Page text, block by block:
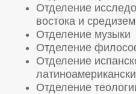
Отделение
востока и
Отделение музыки
Отделение
Отделение
Отделение